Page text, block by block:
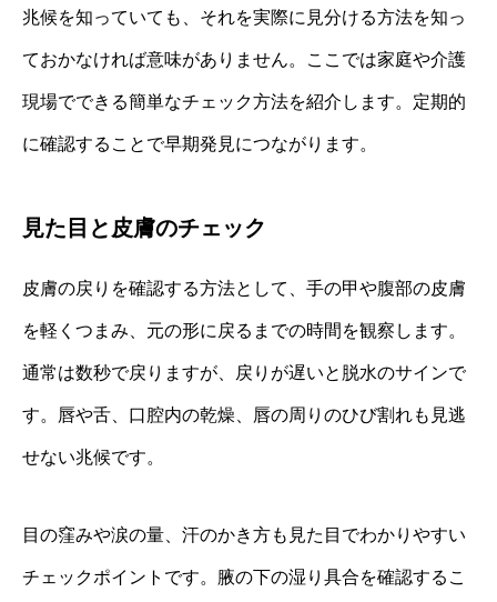
兆候を知っていても、それを実際に見分ける方法を知っ
ておかなければ意味がありません。ここでは家庭や介護
現場でできる簡単なチェック方法を紹介します。定期的
に確認することで早期発見につながります。
見た目と皮膚のチェック
皮膚の戻りを確認する方法として、手の甲や腹部の皮膚
を軽くつまみ、元の形に戻るまでの時間を観察します。
通常は数秒で戻りますが、戻りが遅いと脱水のサインで
す。唇や舌、口腔内の乾燥、唇の周りのひび割れも見逃
せない兆候です。
目の窪みや涙の量、汗のかき方も見た目でわかりやすい
チェックポイントです。腋の下の湿り具合を確認するこ